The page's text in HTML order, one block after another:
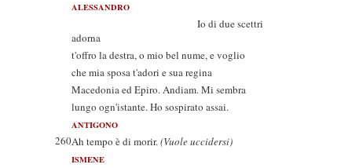
ALESSANDRO
Io di due scettri
adorna
t'offro la destra, o mio bel nume, e voglio
che mia sposa t'adori e sua regina
Macedonia ed Epiro. Andiam. Mi sembra
lungo ogn'istante. Ho sospirato assai.
ANTIGONO
260Ah tempo è di morir.(Vuole uccidersi)
ISMENE